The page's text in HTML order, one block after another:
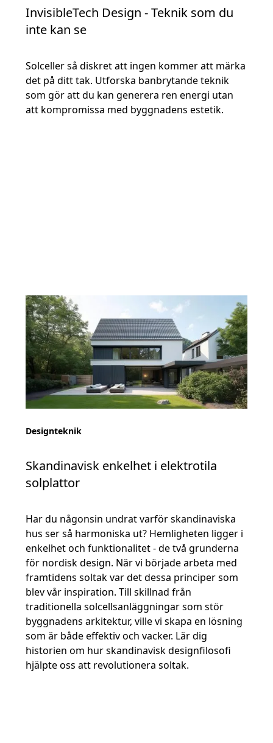
InvisibleTech Design - Teknik som du
inte kan se
Solceller så diskret att ingen kommer att märka
det på ditt tak. Utforska banbrytande teknik
som gör att du kan generera ren energi utan
att kompromissa med byggnadens estetik.
Designteknik
Skandinavisk enkelhet i elektrotila
solplattor
Har du någonsin undrat varför skandinaviska
hus ser så harmoniska ut? Hemligheten ligger i
enkelhet och funktionalitet - de två grunderna
för nordisk design. När vi började arbeta med
framtidens soltak var det dessa principer som
blev vår inspiration. Till skillnad från
traditionella solcellsanläggningar som stör
byggnadens arkitektur, ville vi skapa en lösning
som är både effektiv och vacker. Lär dig
historien om hur skandinavisk designfilosofi
hjälpte oss att revolutionera soltak.